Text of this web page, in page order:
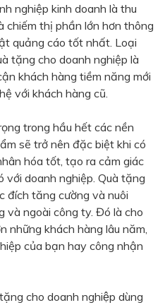
Xám
Vàng kem
Bạc - Bạc
Xanh lá - Bạc
Đỏ - Bạc
Bạc - Xanh lá
Bạc - Đỏ
Trong suốt
Bạc - Đen
Cà phê
nghiệp kinh doanh là thu
chiếm thị phần lớn hơn thông
quảng cáo tốt nhất. Loại
tặng cho doanh nghiệp là
khách hàng tiềm năng mới
với khách hàng cũ.
trong hầu hết các nền
sẽ trở nên đặc biệt khi có
hóa tốt, tạo ra cảm giác
doanh nghiệp. Quà tặng
đích tăng cường và nuôi
và ngoài công ty. Đó là cho
những khách hàng lâu năm,
của bạn hay công nhận
cho doanh nghiệp dùng